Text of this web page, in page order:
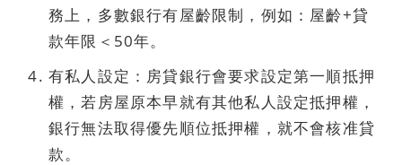
務上，多數銀行有屋齡限制，例如：屋齡+貸
款年限＜50年。
有私人設定：房貸銀行會要求設定第一順抵押
權，若房屋原本早就有其他私人設定抵押權，
銀行無法取得優先順位抵押權，就不會核准貸
款。